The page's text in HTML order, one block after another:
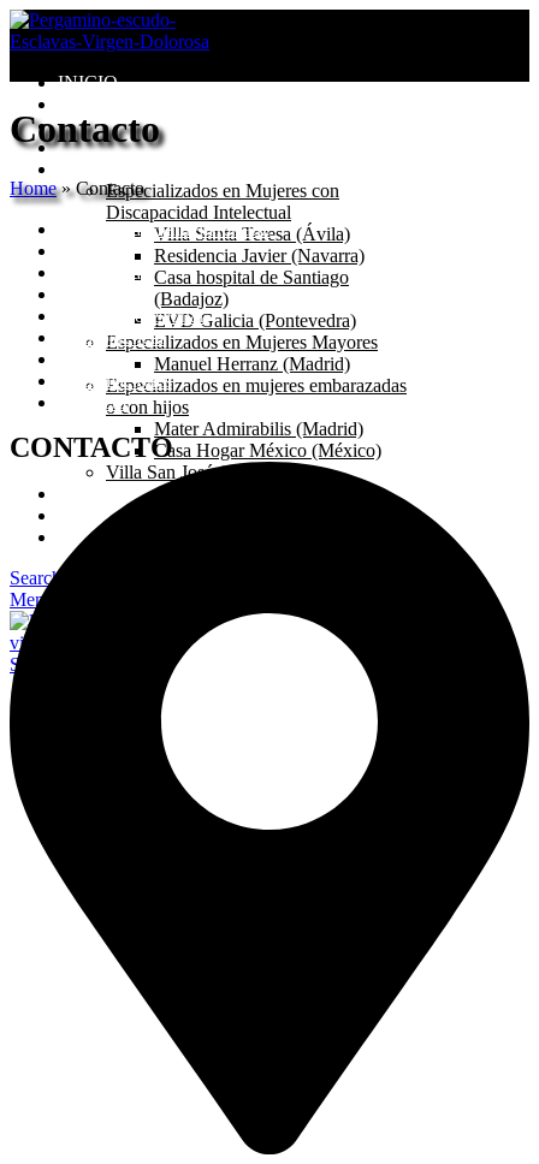
INICIO
Valores
Misión
Especializados en Mujeres con
Discapacidad Intelectual
Villa Santa Teresa (Ávila)
Residencia Javier (Navarra)
Casa hospital de Santiago
(Badajoz)
EVD Galicia (Pontevedra)
Especializados en Mujeres Mayores
Manuel Herranz (Madrid)
Especializados en mujeres embarazadas
o con hijos
Mater Admirabilis (Madrid)
Casa Hogar México (México)
Villa San José (Madrid)
Catecismo
Search
Menu
Search
Contacto
Home»Contacto
Residencia Manuel Herranz
Residencia
Equipo Profesional
Transparencia
Día a día
Reclamaciones
Contacto
CONTACTO